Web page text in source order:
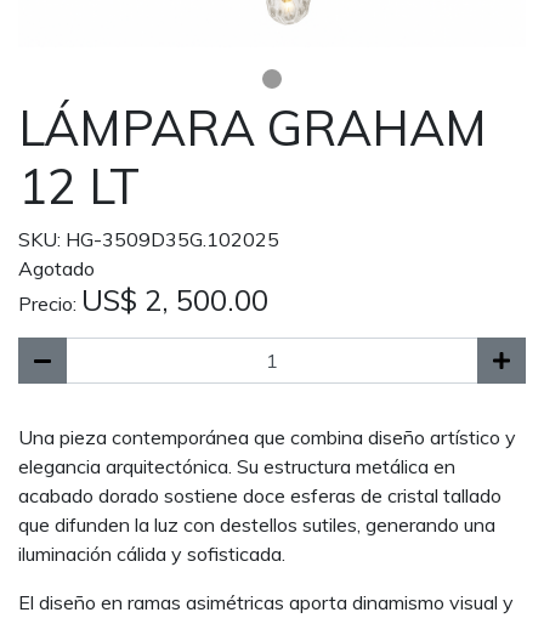
LÁMPARA GRAHAM
12 LT
SKU: HG-3509D35G.102025
Agotado
Precio: US$ 2, 500.00
Una pieza contemporánea que combina diseño artístico y
elegancia arquitectónica. Su estructura metálica en
acabado dorado sostiene doce esferas de cristal tallado
que difunden la luz con destellos sutiles, generando una
iluminación cálida y sofisticada.
El diseño en ramas asimétricas aporta dinamismo visual y